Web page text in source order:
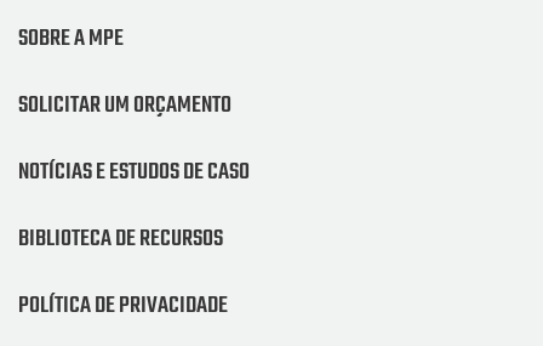
SOBRE A MPE
SOLICITAR UM ORÇAMENTO
NOTÍCIAS E ESTUDOS DE CASO
BIBLIOTECA DE RECURSOS
POLÍTICA DE PRIVACIDADE